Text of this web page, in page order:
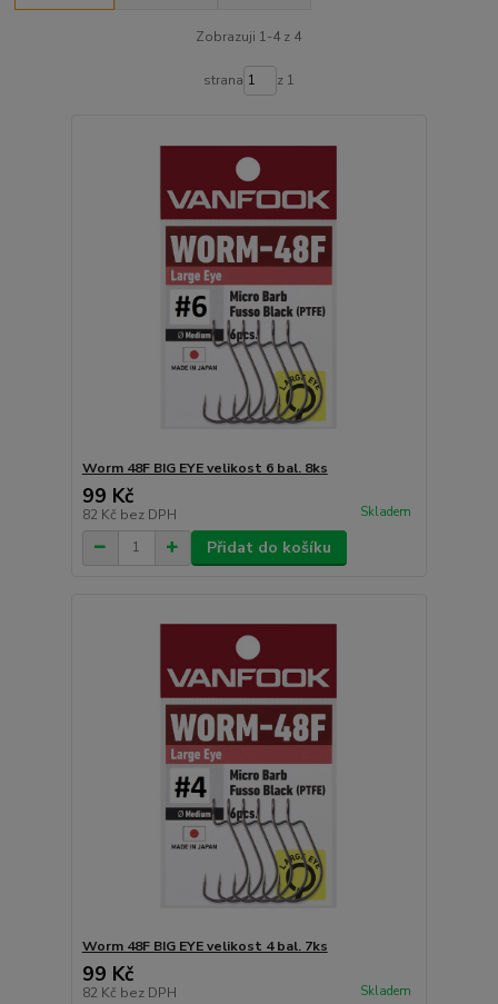
Zobrazuji 1-4 z 4
strana z 1
Worm 48F BIG EYE velikost 6 bal. 8ks
99 Kč
82 Kč bez DPH Skladem
Přidat do košíku
Worm 48F BIG EYE velikost 4 bal. 7ks
99 Kč
82 Kč bez DPH Skladem